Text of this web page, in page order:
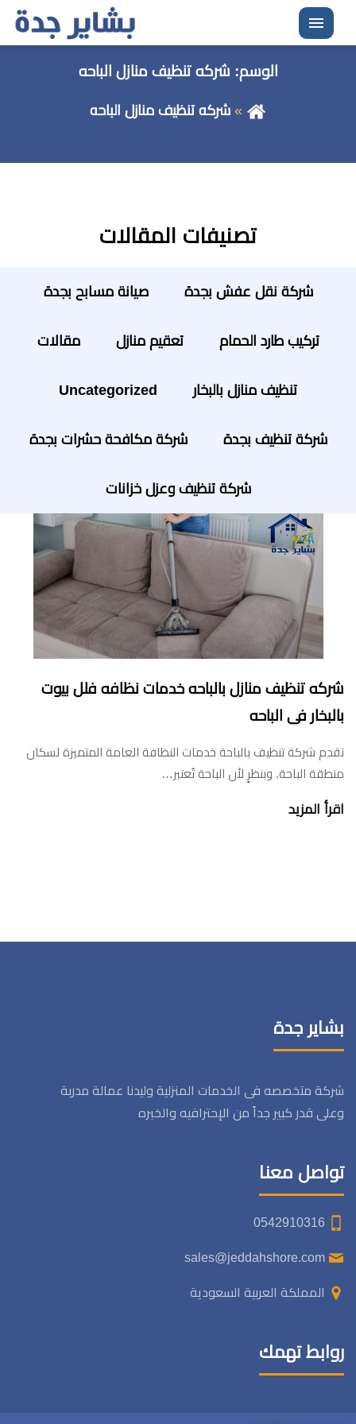
القائمة
الوسم: شركه تنظيف منازل الباحه
شركه تنظيف منازل الباحه
تصنيفات المقالات
شركة نقل عفش بجدة صيانة مسابح بجدة
تركيب طارد الحمام تعقيم منازل مقالات
تنظيف منازل بالبخار Uncategorized
شركة تنظيف بجدة شركة مكافحة حشرات بجدة
شركة تنظيف وعزل خزانات
شركه تنظيف منازل بالباحه خدمات نظافه فلل بيوت
بالبخار فى الباحه
تقدم شركة تنظيف بالباحة خدمات النظافة العامة المتميزة لسكان
منطقة الباحة. وبنظرٍ لأن الباحة تُعتبر…
اقرأ المزيد
بشاير جدة
شركة متخصصه فى الخدمات المنزلية وليدنا عمالة مدربة
وعلى قدر كبير جداً من الإحترافيه والخبره
تواصل معنا
المملكة العربية السعودية
روابط تهمك